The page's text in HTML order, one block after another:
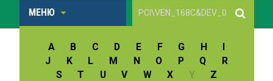
МЕНЮ
A B C D E F G H
I
J
K L M N O P Q
R
S
T U V W X Y Z